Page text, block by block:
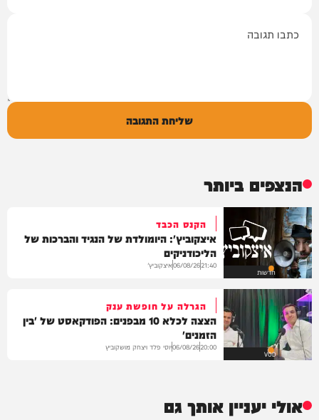
שליחת התגובה
הנצפים ביותר
חדשות
הקנס הכבד
איצקוביץ': היומולדת של הנגיד והברכות של
הליכודניקים
21:40
06/08/26איצקוביץ'
VOD
הגרלה על חופשת ענק
הצצה לכלא 10 מבפנים: הפודקאסט של 'בין
הזמנים'
20:00
06/08/26יוסי פלד ויצחק מושקוביץ
אולי יעניין אותך גם